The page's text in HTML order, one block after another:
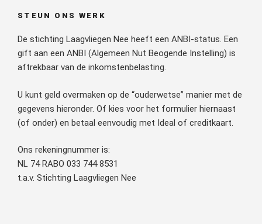
STEUN ONS WERK
De stichting Laagvliegen Nee heeft een ANBI-status. Een
gift aan een ANBI (Algemeen Nut Beogende Instelling) is
aftrekbaar van de inkomstenbelasting.
U kunt geld overmaken op de “ouderwetse” manier met de
gegevens hieronder. Of kies voor het formulier hiernaast
(of onder) en betaal eenvoudig met Ideal of creditkaart.
Ons rekeningnummer is:
NL 74 RABO 033 744 8531
t.a.v. Stichting Laagvliegen Nee